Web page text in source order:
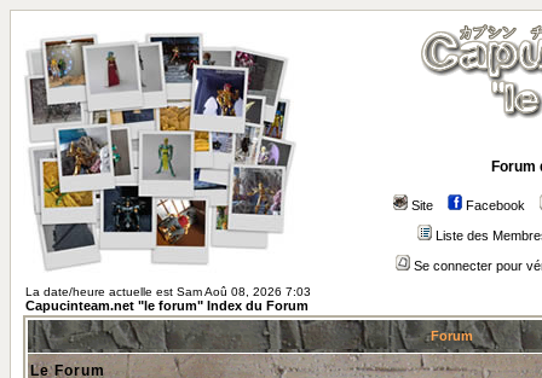
Forum
Site Facebook
Liste des
Se connecter pour
La date/heure actuelle est Sam Aoû 08, 2026 7:03
Capucinteam.net "le forum" Index du Forum
Forum
Le Forum